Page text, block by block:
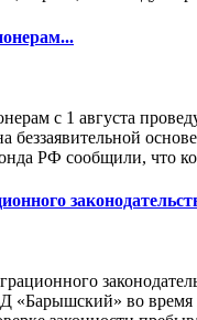
с 1 августа
беззаявительной
РФ сообщили, что
во время